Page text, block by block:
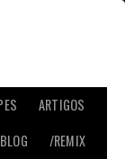
ARTIGOS
BLOG
/REMIX